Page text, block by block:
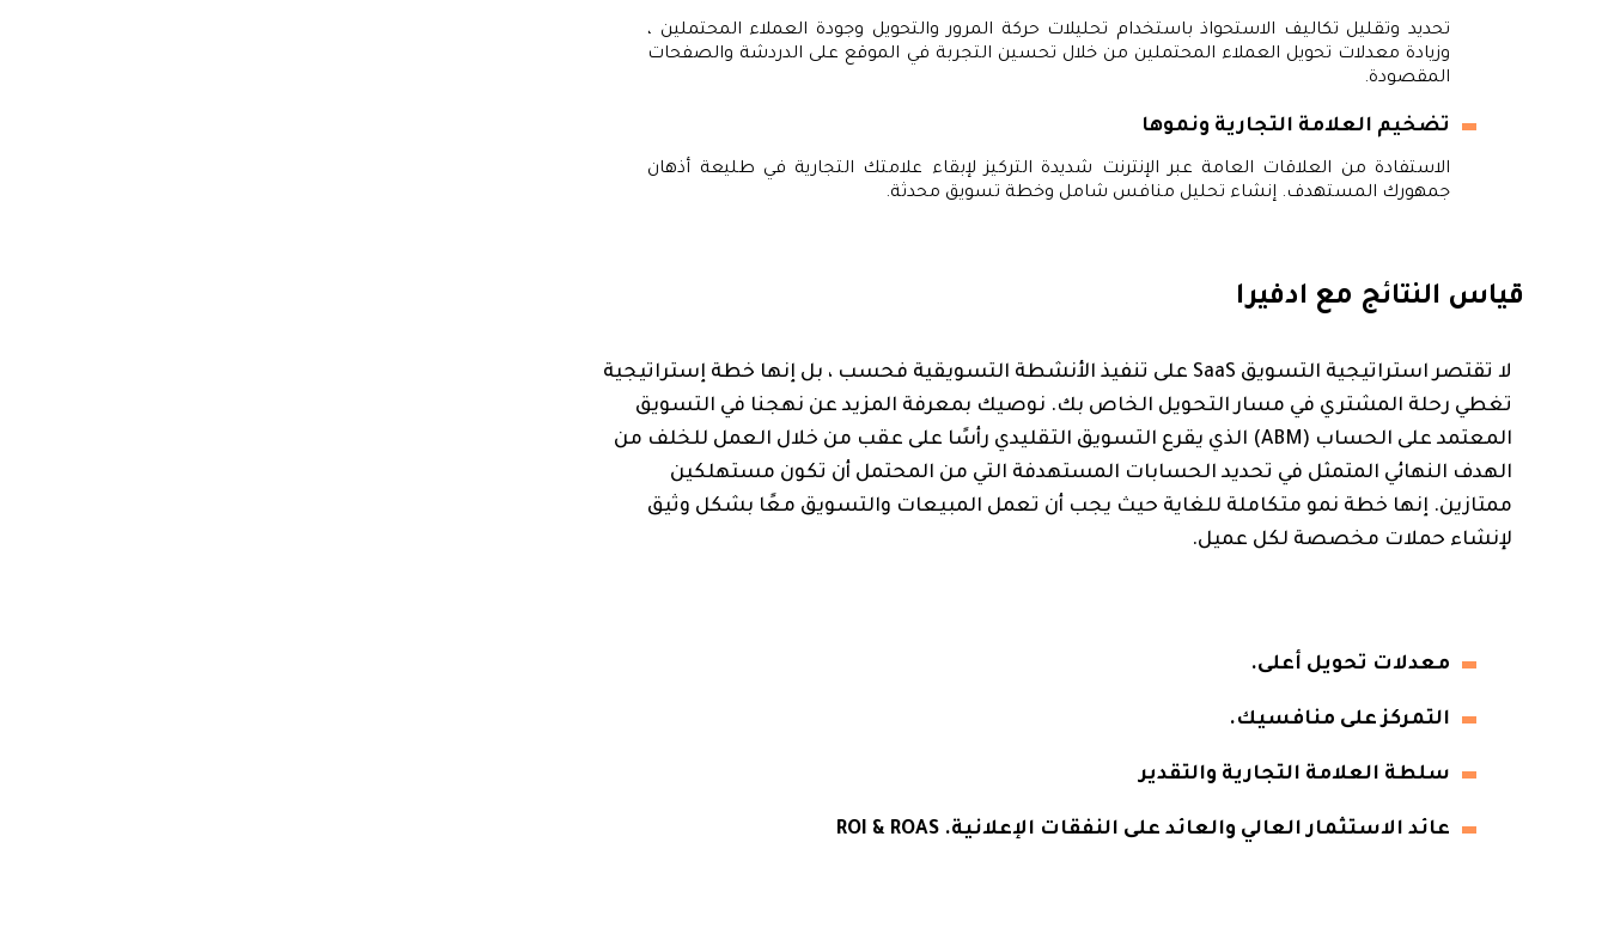
تحديد وتقليل تكاليف الاستحواذ باستخدام تحليلات حركة المرور والتحويل وجودة العملاء المحتملين ،
وزيادة معدلات تحويل العملاء المحتملين من خلال تحسين التجربة في الموقع على الدردشة والصفحات
المقصودة.
تضخيم العلامة التجارية ونموها
الاستفادة من العلاقات العامة عبر الإنترنت شديدة التركيز لإبقاء علامتك التجارية في طليعة أذهان
جمهورك المستهدف. إنشاء تحليل منافس شامل وخطة تسويق محدثة.
قياس النتائج مع ادفيرا
لا تقتصر استراتيجية التسويق SaaS على تنفيذ الأنشطة التسويقية فحسب ، بل إنها خطة إستراتيجية
تغطي رحلة المشتري في مسار التحويل الخاص بك. نوصيك بمعرفة المزيد عن نهجنا في التسويق
المعتمد على الحساب (ABM) الذي يقرع التسويق التقليدي رأسًا على عقب من خلال العمل للخلف من
الهدف النهائي المتمثل في تحديد الحسابات المستهدفة التي من المحتمل أن تكون مستهلكين
ممتازين. إنها خطة نمو متكاملة للغاية حيث يجب أن تعمل المبيعات والتسويق معًا بشكل وثيق
لإنشاء حملات مخصصة لكل عميل.
معدلات تحويل أعلى.
التمركز على منافسيك.
سلطة العلامة التجارية والتقدير
عائد الاستثمار العالي والعائد على النفقات الإعلانية. ROI & ROAS